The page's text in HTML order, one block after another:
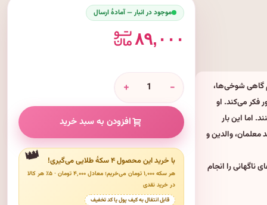
گاهی شوخی‌ها،
فکر می‌کند. او
اما این بار
والدین و
ناگهانی را انجام
موجود در انبار — آمادهٔ ارسال
۸۹,۰۰۰
-
+
افزودن به سبد خرید
با خرید این محصول ۴ سکهٔ طلایی می‌گیری!
هر سکه ۱٬۰۰۰ تومان می‌خریم؛ معادل ۴٬۰۰۰ تومان · ۵٪ هر کالا
در خرید نقدی
قابل انتقال به کیف پول یا کد تخفیف